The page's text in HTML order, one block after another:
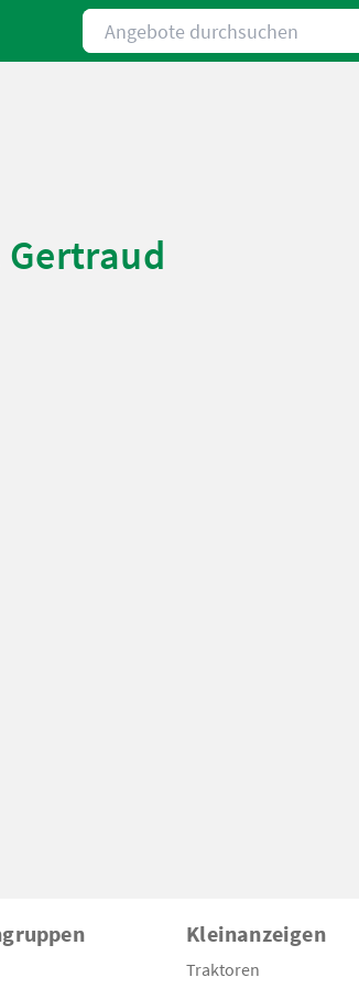
Angebote durchsuchen
Gertraud
Kleinanzeigen
Traktoren